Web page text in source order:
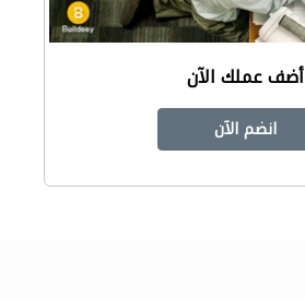
أضف عملك الآن
انضم الآن